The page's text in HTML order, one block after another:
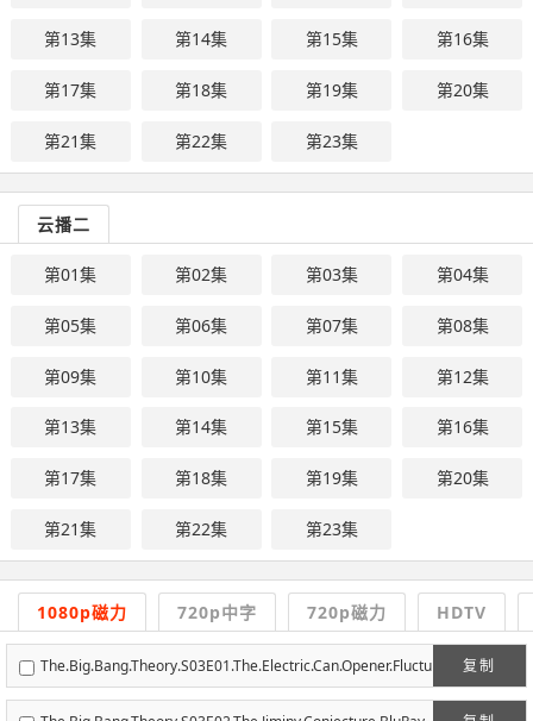
第13集 第14集 第15集 第16集
第17集 第18集 第19集 第20集
第21集 第22集 第23集
云播二
第01集 第02集 第03集 第04集
第05集 第06集 第07集 第08集
第09集 第10集 第11集 第12集
第13集 第14集 第15集 第16集
第17集 第18集 第19集 第20集
第21集 第22集 第23集
1080p磁力 720p中字 720p磁力 HDTV
复制
The.Big.Bang.Theory.S03E01.The.Electric.Can.Opener.Fluctu
ation.BluRay.1080p.AC3.x264-CHD.mkv